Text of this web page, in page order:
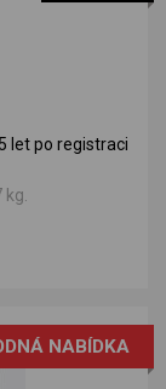
let po registraci
kg.
NABÍDKA